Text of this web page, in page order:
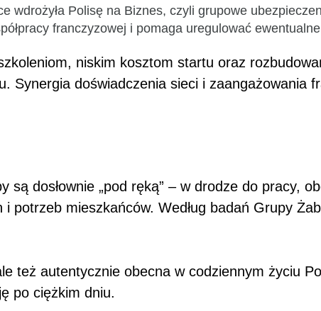
wdrożyła Polisę na Biznes, czyli grupowe
franczyzowej i pomaga uregulować
niskim kosztom startu oraz
Synergia doświadczenia sieci i zaangażowania
dosłownie „pod ręką” – w drodze do pracy,
mieszkańców. Według badań Grupy
też autentycznie obecna w codziennym życiu
po ciężkim dniu.